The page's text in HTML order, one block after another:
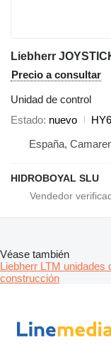
Precio a consultar
Unidad de control
Estado nuevo
España,
HIDROBOYAL SLU
Véase también
Liebherr LTM unidades
construcción